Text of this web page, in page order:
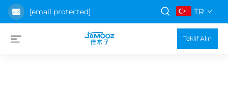
[email protected] TR
Teklif Alın